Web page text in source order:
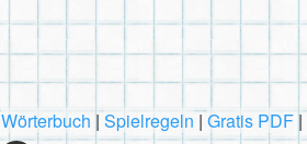
Wörterbuch | Spielregeln |Gratis PDF|